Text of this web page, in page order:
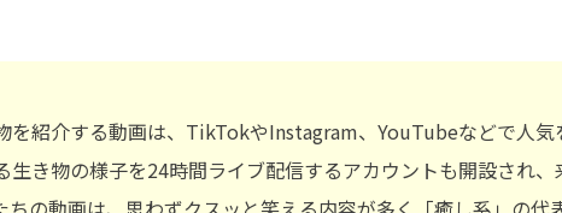
を紹介する動画は、TikTokやInstagram、YouTubeなどで人気
き物の様子を24時間ライブ配信するアカウントも開設され、